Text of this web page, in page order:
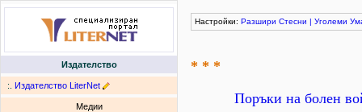
Издателство
:. Издателство LiterNet
Медии
Настройки: Разшири Стесни | Уголеми
* * *
Поръки на болен